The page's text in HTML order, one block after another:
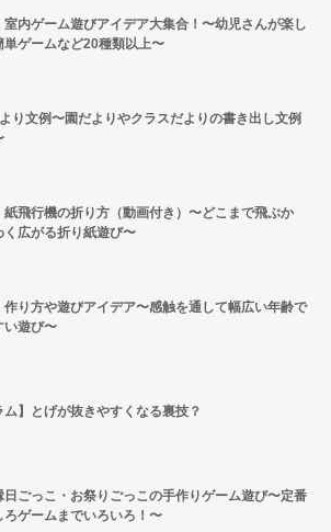
室内ゲーム遊びアイデア大集合！〜幼児さんが楽し
単ゲームなど20種類以上〜
り文例〜園だよりやクラスだよりの書き出し文例
紙飛行機の折り方（動画付き）〜どこまで飛ぶか
く広がる折り紙遊び〜
作り方や遊びアイデア〜感触を通して幅広い年齢で
い遊び〜
ム】とげが抜きやすくなる裏技？
日ごっこ・お祭りごっこの手作りゲーム遊び〜定番
ろゲームまでいろいろ！〜